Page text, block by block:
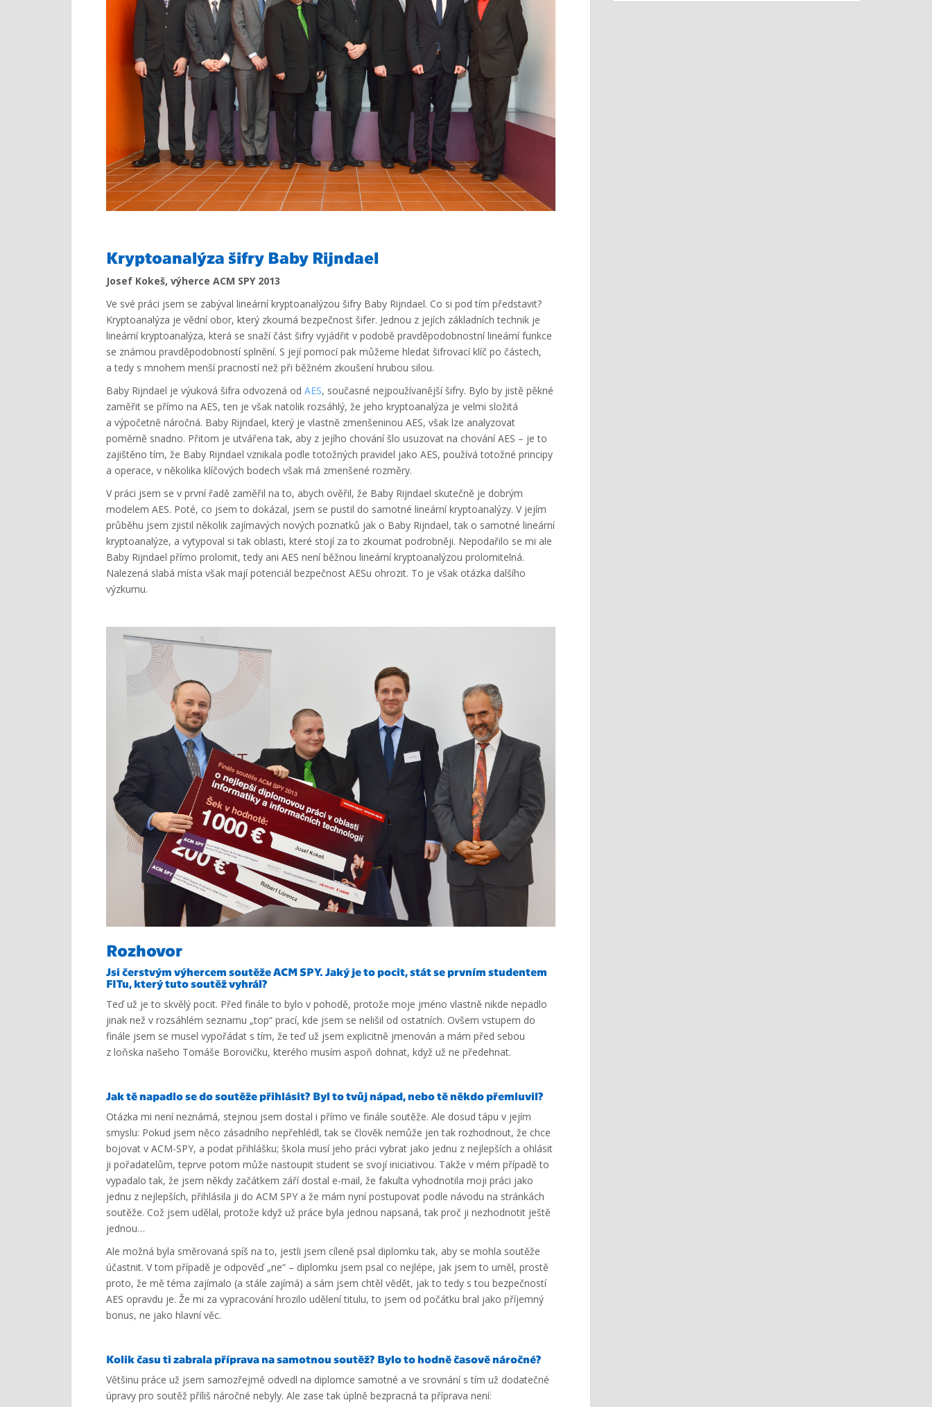
Kryptoanalýza šifry Baby Rijndael
Josef Kokeš, výherce ACM SPY 2013
Ve své práci jsem se zabýval lineární kryptoanalýzou šifry Baby Rijndael. Co si pod tím představit?
Kryptoanalýza je vědní obor, který zkoumá bezpečnost šifer. Jednou z jejích základních technik je
lineární kryptoanalýza, která se snaží část šifry vyjádřit v podobě pravděpodobnostní lineární funkce
se známou pravděpodobností splnění. S její pomocí pak můžeme hledat šifrovací klíč po částech,
a tedy s mnohem menší pracností než při běžném zkoušení hrubou silou.
Baby Rijndael je výuková šifra odvozená od AES, současné nejpoužívanější šifry. Bylo by jistě pěkné
zaměřit se přímo na AES, ten je však natolik rozsáhlý, že jeho kryptoanalýza je velmi složitá
a výpočetně náročná. Baby Rijndael, který je vlastně zmenšeninou AES, však lze analyzovat
poměrně snadno. Přitom je utvářena tak, aby z jejího chování šlo usuzovat na chování AES – je to
zajištěno tím, že Baby Rijndael vznikala podle totožných pravidel jako AES, používá totožné principy
a operace, v několika klíčových bodech však má zmenšené rozměry.
V práci jsem se v první řadě zaměřil na to, abych ověřil, že Baby Rijndael skutečně je dobrým
modelem AES. Poté, co jsem to dokázal, jsem se pustil do samotné lineární kryptoanalýzy. V jejím
průběhu jsem zjistil několik zajímavých nových poznatků jak o Baby Rijndael, tak o samotné lineární
kryptoanalýze, a vytypoval si tak oblasti, které stojí za to zkoumat podrobněji. Nepodařilo se mi ale
Baby Rijndael přímo prolomit, tedy ani AES není běžnou lineární kryptoanalýzou prolomitelná.
Nalezená slabá místa však mají potenciál bezpečnost AESu ohrozit. To je však otázka dalšího
výzkumu.
Rozhovor
Jsi čerstvým výhercem soutěže ACM SPY. Jaký je to pocit, stát se prvním studentem
FITu, který tuto soutěž vyhrál?
Teď už je to skvělý pocit. Před finále to bylo v pohodě, protože moje jméno vlastně nikde nepadlo
jinak než v rozsáhlém seznamu „top“ prací, kde jsem se nelišil od ostatních. Ovšem vstupem do
finále jsem se musel vypořádat s tím, že teď už jsem explicitně jmenován a mám před sebou
z loňska našeho Tomáše Borovičku, kterého musím aspoň dohnat, když už ne předehnat.
Jak tě napadlo se do soutěže přihlásit? Byl to tvůj nápad, nebo tě někdo přemluvil?
Otázka mi není neznámá, stejnou jsem dostal i přímo ve finále soutěže. Ale dosud tápu v jejím
smyslu: Pokud jsem něco zásadního nepřehlédl, tak se člověk nemůže jen tak rozhodnout, že chce
bojovat v ACM-SPY, a podat přihlášku; škola musí jeho práci vybrat jako jednu z nejlepších a ohlásit
ji pořadatelům, teprve potom může nastoupit student se svojí iniciativou. Takže v mém případě to
vypadalo tak, že jsem někdy začátkem září dostal e-mail, že fakulta vyhodnotila moji práci jako
jednu z nejlepších, přihlásila ji do ACM SPY a že mám nyní postupovat podle návodu na stránkách
soutěže. Což jsem udělal, protože když už práce byla jednou napsaná, tak proč ji nezhodnotit ještě
jednou…
Ale možná byla směrovaná spíš na to, jestli jsem cíleně psal diplomku tak, aby se mohla soutěže
účastnit. V tom případě je odpověď „ne“ – diplomku jsem psal co nejlépe, jak jsem to uměl, prostě
proto, že mě téma zajímalo (a stále zajímá) a sám jsem chtěl vědět, jak to tedy s tou bezpečností
AES opravdu je. Že mi za vypracování hrozilo udělení titulu, to jsem od počátku bral jako příjemný
bonus, ne jako hlavní věc.
Kolik času ti zabrala příprava na samotnou soutěž? Bylo to hodně časově náročné?
Většinu práce už jsem samozřejmě odvedl na diplomce samotné a ve srovnání s tím už dodatečné
úpravy pro soutěž příliš náročné nebyly. Ale zase tak úplně bezpracná ta příprava není: